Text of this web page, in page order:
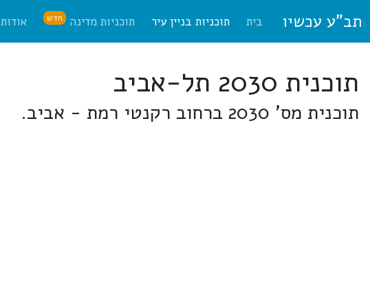
תב"ע עכשיו בית תוכניות בניין עיר תוכניות מדינה חדש אודות
תוכנית 2030 תל-אביב
תוכנית מס' 2030 ברחוב רקנטי רמת - אביב.